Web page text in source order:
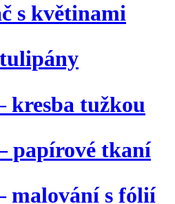
s květinami
kresba tužkou
papírové tkaní
malování s fólií